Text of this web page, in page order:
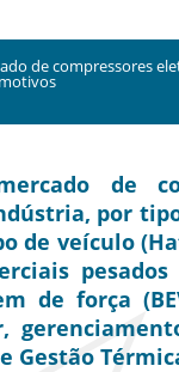
de compressores
de
por
de veículo
de força
Gestão